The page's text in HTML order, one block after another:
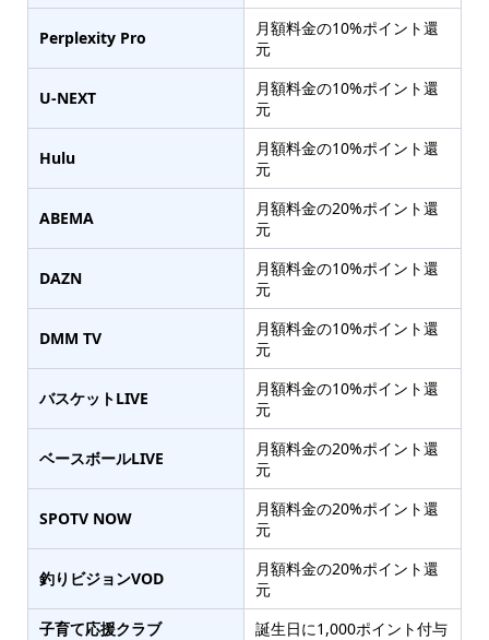
Perplexity Pro
月額料金の10%ポイント還
元
U-NEXT
月額料金の10%ポイント還
元
Hulu
月額料金の10%ポイント還
元
ABEMA
月額料金の20%ポイント還
元
DAZN
月額料金の10%ポイント還
元
DMM TV
月額料金の10%ポイント還
元
バスケットLIVE
月額料金の10%ポイント還
元
ベースボールLIVE
月額料金の20%ポイント還
元
SPOTV NOW
月額料金の20%ポイント還
元
釣りビジョンVOD
月額料金の20%ポイント還
元
子育て応援クラブ
誕生日に1,000ポイント付与